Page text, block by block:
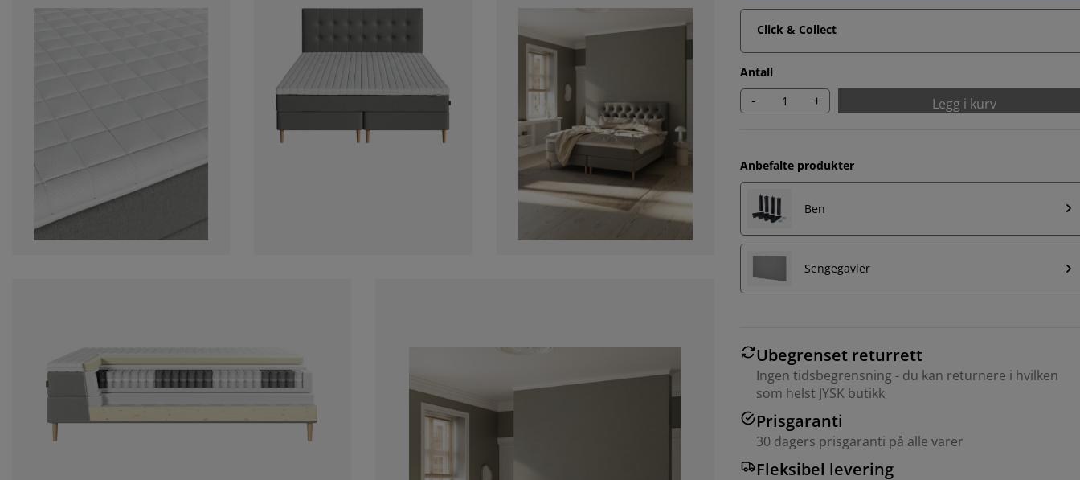
Click & Collect
Antall
- + Legg i kurv
Anbefalte produkter
Ben
Sengegavler
Ubegrenset returrett
Ingen tidsbegrensning - du kan returnere i hvilken
som helst JYSK butikk
Prisgaranti
30 dagers prisgaranti på alle varer
Fleksibel levering